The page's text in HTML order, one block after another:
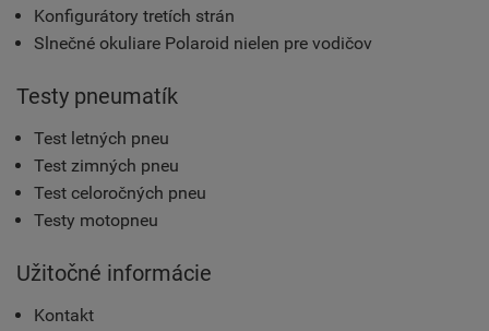
Konfigurátory tretích strán
Slnečné okuliare Polaroid nielen pre vodičov
Testy pneumatík
Test letných pneu
Test zimných pneu
Test celoročných pneu
Testy motopneu
Užitočné informácie
Kontakt